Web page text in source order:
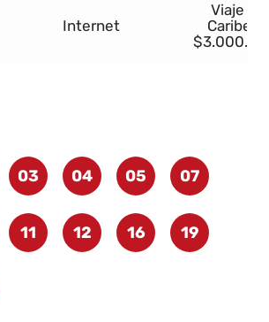
Internet
Viaje al
Caribe o
03 04 05 07
11 12 16 19